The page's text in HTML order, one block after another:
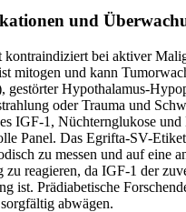
und
kontraindiziert bei aktiver
mitogen und kann
gestörter Hypothalamus-
oder Trauma und
IGF-1, Nüchternglukose
Panel. Das Egrifta-SV-
zu messen und auf eine
zu reagieren, da IGF-1 der
ist. Prädiabetische
abwägen.